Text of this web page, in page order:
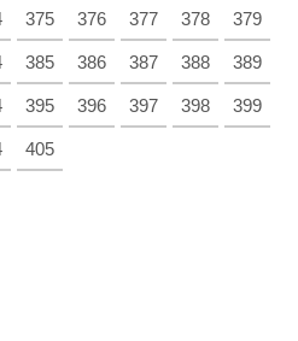
375 376 377 378 379
385 386 387 388 389
395 396 397 398 399
405